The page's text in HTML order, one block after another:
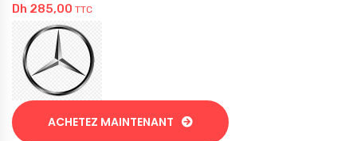
Dh 285,00 TTC
ACHETEZ MAINTENANT